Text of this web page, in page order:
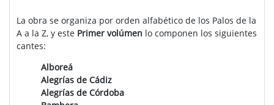
La obra se organiza por orden alfabético de los Palos de la
A a la Z, y este Primer volúmen lo componen los siguientes
cantes:
Alboreá
Alegrías de Cádiz
Alegrías de Córdoba